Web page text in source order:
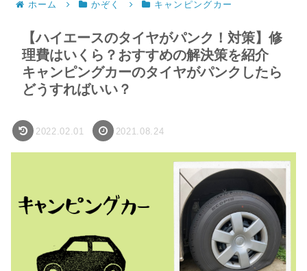
ホーム かぞく キャンピングカー
【ハイエースのタイヤがパンク！対策】修
理費はいくら？おすすめの解決策を紹介
キャンピングカーのタイヤがパンクしたら
どうすればいい？
2022.02.01 2021.08.24